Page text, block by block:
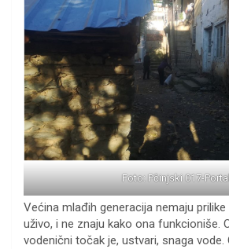
Foto: Pčinjski 017-Portal
Većina mlađih generacija nemaju
uživo, i ne znaju kako ona funkcioniše.
vodenični točak je, ustvari, snaga vode.